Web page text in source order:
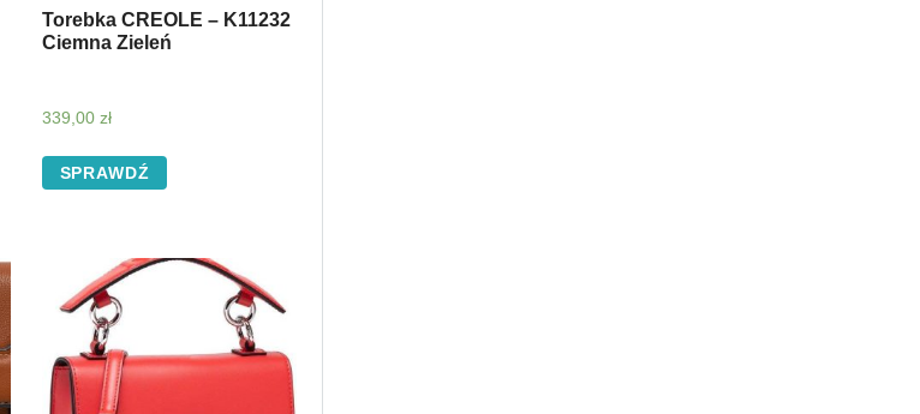
Torebka CREOLE – K11232
Ciemna Zieleń
339,00zł
SPRAWDŹ